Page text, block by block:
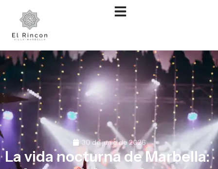
30 de junio de 2026
La vida nocturna de Marbella: